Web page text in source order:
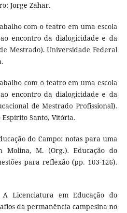
Jorge Zahar.
com o teatro em uma escola
encontro da dialogicidade e da
Mestrado). Universidade Federal
com o teatro em uma escola
encontro da dialogicidade e da
de Mestrado Profissional).
Santo, Vitória.
do Campo: notas para uma
Molina, M. (Org.). Educação do
para reflexão (pp. 103-126).
Licenciatura em Educação do
da permanência campesina no